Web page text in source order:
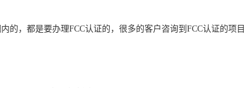
的，都是要办理FCC认证的，很多的客户咨询到FCC认证的项